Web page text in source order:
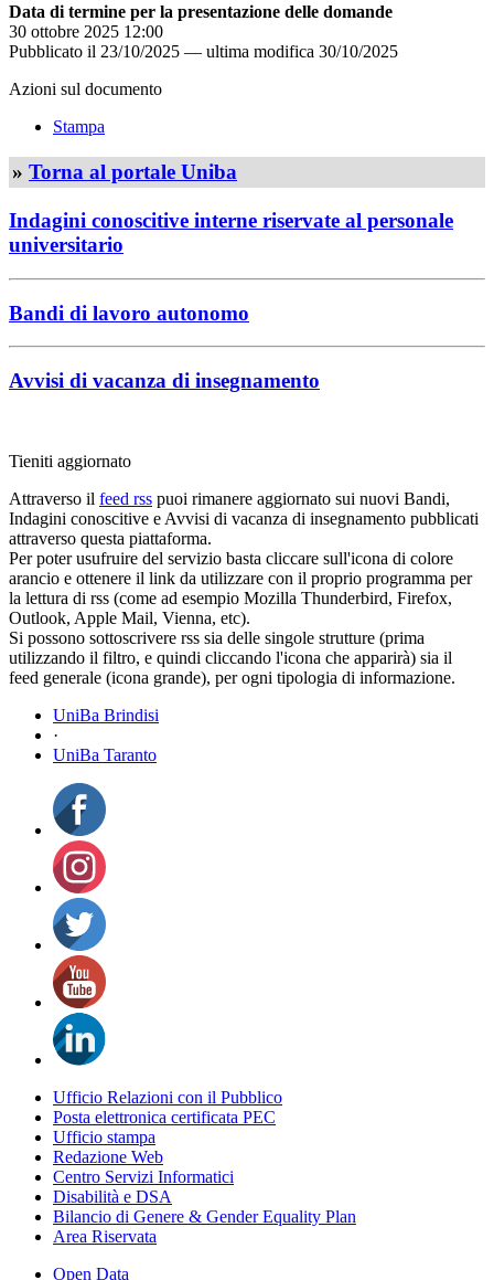
Data di termine per la presentazione delle domande
30 ottobre 2025 12:00
Pubblicato il 23/10/2025 — ultima modifica 30/10/2025
Azioni sul documento
Stampa
» Torna al portale Uniba
Indagini conoscitive interne riservate al personale
universitario
Bandi di lavoro autonomo
Avvisi di vacanza di insegnamento
Tieniti aggiornato
Attraverso il feed rss puoi rimanere aggiornato sui nuovi Bandi,
Indagini conoscitive e Avvisi di vacanza di insegnamento pubblicati
attraverso questa piattaforma.
Per poter usufruire del servizio basta cliccare sull'icona di colore
arancio e ottenere il link da utilizzare con il proprio programma per
la lettura di rss (come ad esempio Mozilla Thunderbird, Firefox,
Outlook, Apple Mail, Vienna, etc).
Si possono sottoscrivere rss sia delle singole strutture (prima
utilizzando il filtro, e quindi cliccando l'icona che apparirà) sia il
feed generale (icona grande), per ogni tipologia di informazione.
UniBa Brindisi
·
UniBa Taranto
Ufficio Relazioni con il Pubblico
Posta elettronica certificata PEC
Ufficio stampa
Redazione Web
Centro Servizi Informatici
Disabilità e DSA
Bilancio di Genere & Gender Equality Plan
Area Riservata
Open Data